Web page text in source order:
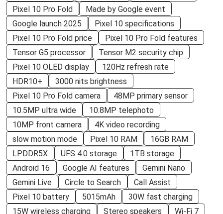
Pixel 10 Pro Fold
Made by Google event
Google launch 2025
Pixel 10 specifications
Pixel 10 Pro Fold price
Pixel 10 Pro Fold features
Tensor G5 processor
Tensor M2 security chip
Pixel 10 OLED display
120Hz refresh rate
HDR10+
3000 nits brightness
Pixel 10 Pro Fold camera
48MP primary sensor
10.5MP ultra wide
10.8MP telephoto
10MP front camera
4K video recording
slow motion mode
Pixel 10 RAM
16GB RAM
LPDDR5X
UFS 4.0 storage
1TB storage
Android 16
Google AI features
Gemini Nano
Gemini Live
Circle to Search
Call Assist
Pixel 10 battery
5015mAh
30W fast charging
15W wireless charging
Stereo speakers
Wi-Fi 7